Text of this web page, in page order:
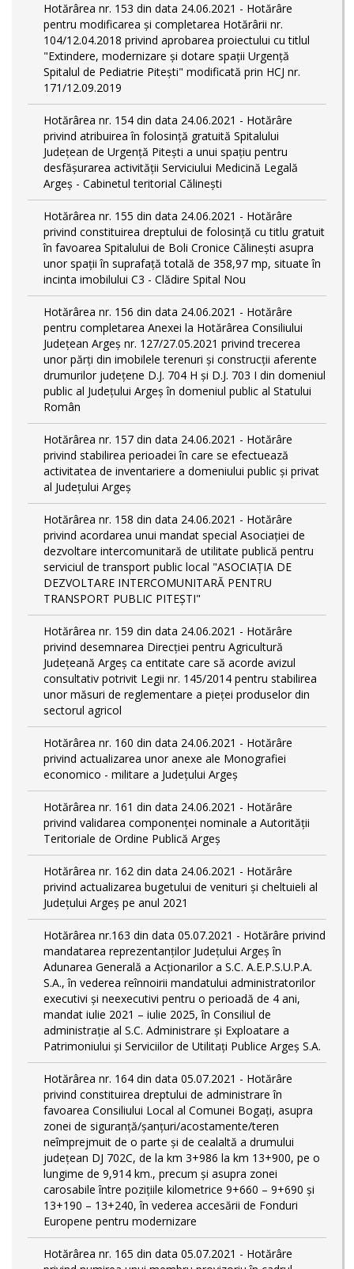
Hotărârea nr. 153 din data 24.06.2021 - Hotărâre
pentru modificarea și completarea Hotărârii nr.
104/12.04.2018 privind aprobarea proiectului cu titlul
"Extindere, modernizare și dotare spații Urgență
Spitalul de Pediatrie Pitești" modificată prin HCJ nr.
171/12.09.2019
Hotărârea nr. 154 din data 24.06.2021 - Hotărâre
privind atribuirea în folosință gratuită Spitalului
Judeţean de Urgenţă Piteşti a unui spaţiu pentru
desfăşurarea activităţii Serviciului Medicină Legală
Argeş - Cabinetul teritorial Călineşti
Hotărârea nr. 155 din data 24.06.2021 - Hotărâre
privind constituirea dreptului de folosință cu titlu gratuit
în favoarea Spitalului de Boli Cronice Călinești asupra
unor spații în suprafață totală de 358,97 mp, situate în
incinta imobilului C3 - Clădire Spital Nou
Hotărârea nr. 156 din data 24.06.2021 - Hotărâre
pentru completarea Anexei la Hotărârea Consiliului
Județean Argeș nr. 127/27.05.2021 privind trecerea
unor părţi din imobilele terenuri şi construcţii aferente
drumurilor județene D.J. 704 H și D.J. 703 I din domeniul
public al Judeţului Argeş în domeniul public al Statului
Român
Hotărârea nr. 157 din data 24.06.2021 - Hotărâre
privind stabilirea perioadei în care se efectuează
activitatea de inventariere a domeniului public şi privat
al Judeţului Argeş
Hotărârea nr. 158 din data 24.06.2021 - Hotărâre
privind acordarea unui mandat special Asociației de
dezvoltare intercomunitară de utilitate publică pentru
serviciul de transport public local "ASOCIAȚIA DE
DEZVOLTARE INTERCOMUNITARĂ PENTRU
TRANSPORT PUBLIC PITEȘTI"
Hotărârea nr. 159 din data 24.06.2021 - Hotărâre
privind desemnarea Direcției pentru Agricultură
Județeană Argeș ca entitate care să acorde avizul
consultativ potrivit Legii nr. 145/2014 pentru stabilirea
unor măsuri de reglementare a pieței produselor din
sectorul agricol
Hotărârea nr. 160 din data 24.06.2021 - Hotărâre
privind actualizarea unor anexe ale Monografiei
economico - militare a Județului Argeș
Hotărârea nr. 161 din data 24.06.2021 - Hotărâre
privind validarea componenței nominale a Autorității
Teritoriale de Ordine Publică Argeș
Hotărârea nr. 162 din data 24.06.2021 - Hotărâre
privind actualizarea bugetului de venituri și cheltuieli al
Județului Argeș pe anul 2021
Hotărârea nr.163 din data 05.07.2021 - Hotărâre privind
mandatarea reprezentanților Județului Argeș în
Adunarea Generală a Acționarilor a S.C. A.E.P.S.U.P.A.
S.A., în vederea reînnoirii mandatului administratorilor
executivi și neexecutivi pentru o perioadă de 4 ani,
mandat iulie 2021 – iulie 2025, în Consiliul de
administrație al S.C. Administrare și Exploatare a
Patrimoniului și Serviciilor de Utilitaţi Publice Argeș S.A.
Hotărârea nr. 164 din data 05.07.2021 - Hotărâre
privind constituirea dreptului de administrare în
favoarea Consiliului Local al Comunei Bogați, asupra
zonei de siguranță/șanțuri/acostamente/teren
neîmprejmuit de o parte și de cealaltă a drumului
județean DJ 702C, de la km 3+986 la km 13+900, pe o
lungime de 9,914 km., precum și asupra zonei
carosabile între pozițiile kilometrice 9+660 – 9+690 și
13+190 – 13+240, în vederea accesării de Fonduri
Europene pentru modernizare
Hotărârea nr. 165 din data 05.07.2021 - Hotărâre